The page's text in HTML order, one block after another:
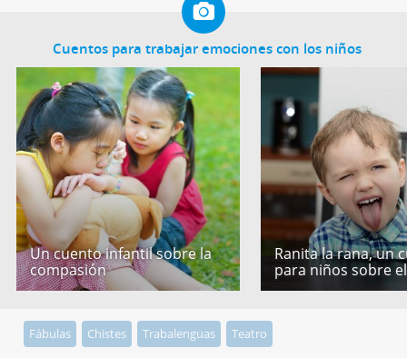
Cuentos para trabajar emociones con los niños
Un cuento infantil sobre la
compasión
Ranita la rana, un
para niños sobre
Fábulas Chistes Trabalenguas Teatro